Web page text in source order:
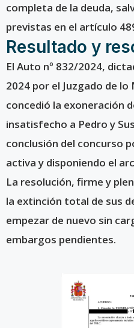
completa de la deuda,
previstas en el artículo
Resultado y
El Auto nº 832/2024,
2024 por el Juzgado de
concedió la exoneración
insatisfecho a Pedro y
conclusión del concurso
activa y disponiendo el
La resolución, firme y
la extinción total de sus
empezar de nuevo sin
embargos pendientes.